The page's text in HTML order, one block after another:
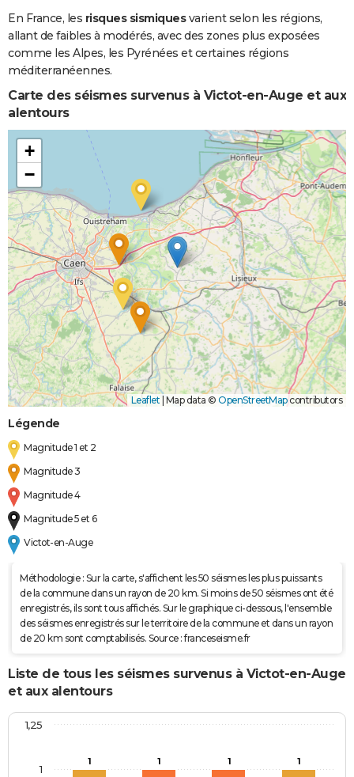
En France, les risques sismiquesvarient selon les régions,
allant de faibles à modérés, avec des zones plus exposées
comme les Alpes, les Pyrénées et certaines régions
méditerranéennes.
Carte des séismes survenus à Victot-en-Auge et aux
alentours
+
−
Leaflet Map data © OpenStreetMapcontributors
Légende
Magnitude 1 et 2
Magnitude 3
Magnitude 4
Magnitude 5 et 6
Victot-en-Auge
Méthodologie : Sur la carte, s'affichent les 50 séismes les plus puissants
de la commune dans un rayon de 20 km. Si moins de 50 séismes ont été
enregistrés, ils sont tous affichés. Sur le graphique ci-dessous, l'ensemble
des séismes enregistrés sur le territoire de la commune et dans un rayon
de 20 km sont comptabilisés. Source : franceseisme.fr
Liste de tous les séismes survenus à Victot-en-Auge
et aux alentours
1 1 1 1
1
1,25